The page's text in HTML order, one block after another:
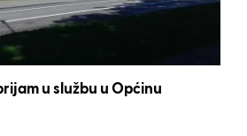
u službu u Općinu